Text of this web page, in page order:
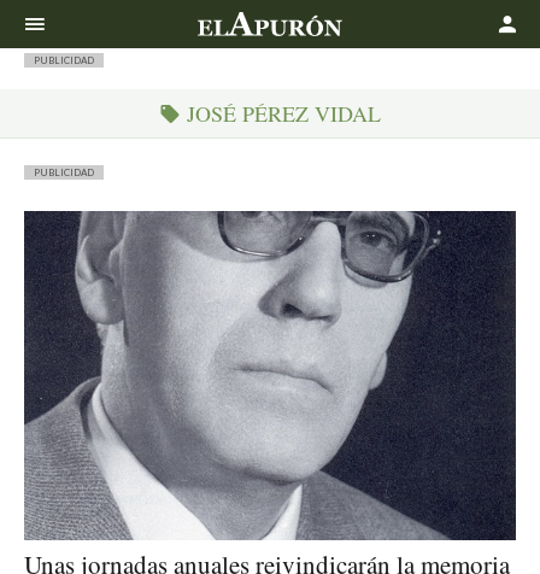
PUBLICIDAD
JOSÉ PÉREZ VIDAL
PUBLICIDAD
Unas jornadas anuales reivindicarán la memoria